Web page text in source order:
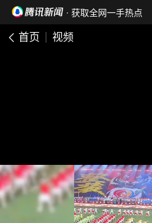
· 获取全网一手热点
首页 视频